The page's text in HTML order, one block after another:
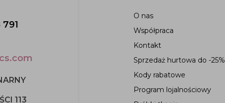
O nas
Współpraca
Kontakt
Sprzedaż hurtowa do -25%
Kody rabatowe
Program lojalnościowy
113